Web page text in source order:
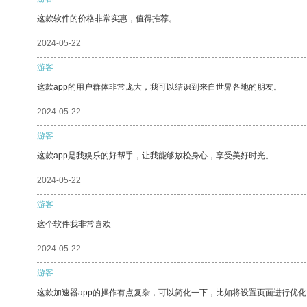
这款软件的价格非常实惠，值得推荐。
2024-05-22
游客
这款app的用户群体非常庞大，我可以结识到来自世界各地的朋友。
2024-05-22
游客
这款app是我娱乐的好帮手，让我能够放松身心，享受美好时光。
2024-05-22
游客
这个软件我非常喜欢
2024-05-22
游客
这款加速器app的操作有点复杂，可以简化一下，比如将设置页面进行优